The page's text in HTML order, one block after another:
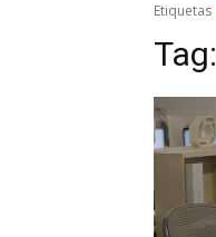
Etiquetas
Tag: